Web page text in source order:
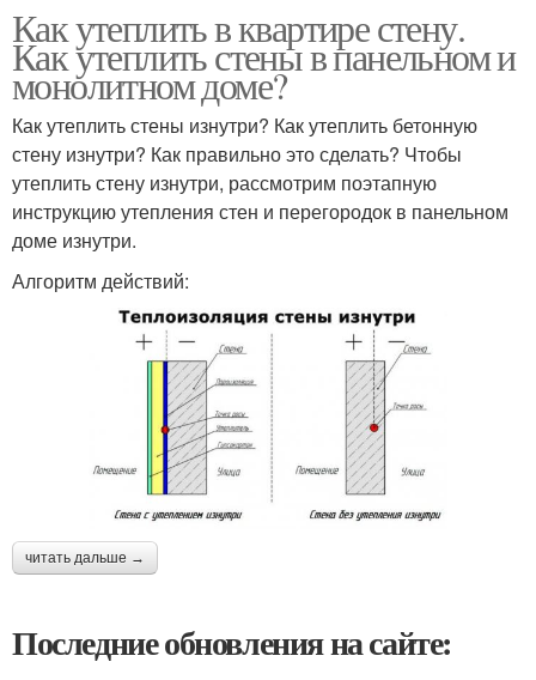
Как утеплить в квартире стену.
Как утеплить стены в панельном и
монолитном доме?
Как утеплить стены изнутри? Как утеплить бетонную
стену изнутри? Как правильно это сделать? Чтобы
утеплить стену изнутри, рассмотрим поэтапную
инструкцию утепления стен и перегородок в панельном
доме изнутри.
Алгоритм действий:
читать дальше →
Последние обновления на сайте: